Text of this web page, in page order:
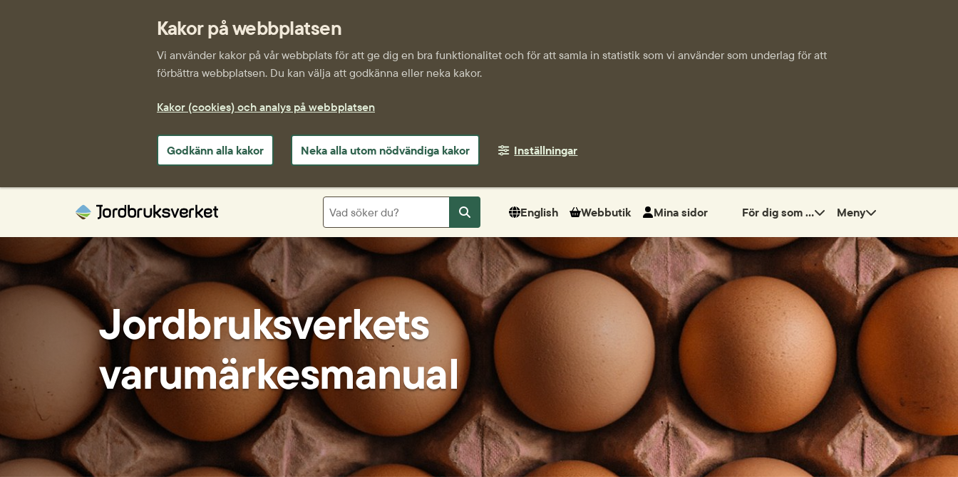
Kakor på webbplatsen
Vi använder kakor på vår webbplats för att ge dig en bra funktionalitet och för att samla in statistik som vi använder som underlag för att
förbättra webbplatsen. Du kan välja att godkänna eller neka kakor.
Kakor (cookies) och analys på webbplatsen
Godkänn alla kakor Neka alla utom nödvändiga kakor Inställningar
Sök
Sök
English Webbutik Mina sidor För dig som ... Meny
Jordbruksverkets
varumärkesmanual